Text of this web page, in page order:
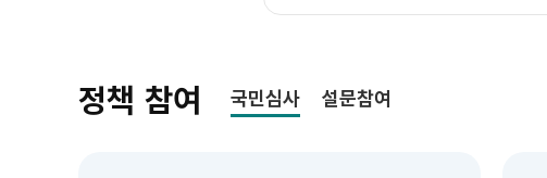
양 오염 -악취 및 해충:부패로 악취 발생 및 해충
번식 -처리 비용 증가:전용 처리 시설 부족으로 비
정책 참여 국민심사 설문참여